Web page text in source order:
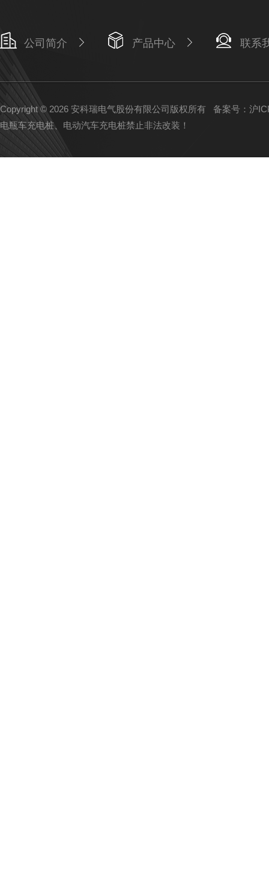
公司简介 产品中心 联系
Copyright © 2026 安科瑞电气股份有限公司版权所有 备案号：沪
电瓶车充电桩、电动汽车充电桩禁止非法改装！